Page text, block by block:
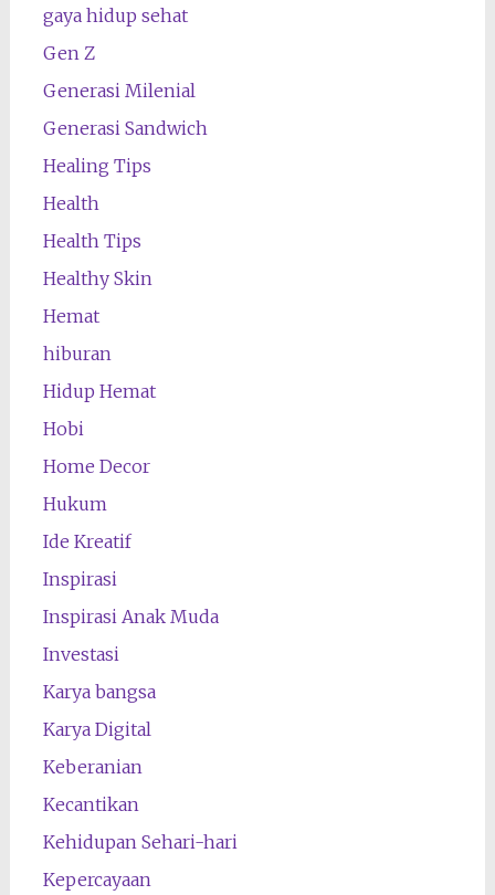
gaya hidup sehat
Gen Z
Generasi Milenial
Generasi Sandwich
Healing Tips
Health
Health Tips
Healthy Skin
Hemat
hiburan
Hidup Hemat
Hobi
Home Decor
Hukum
Ide Kreatif
Inspirasi
Inspirasi Anak Muda
Investasi
Karya bangsa
Karya Digital
Keberanian
Kecantikan
Kehidupan Sehari-hari
Kepercayaan